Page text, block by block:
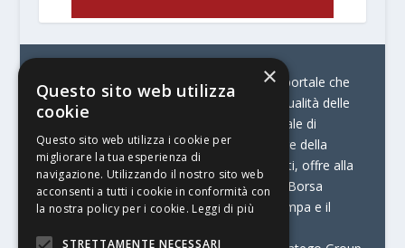
© Stratego Group –
stampamedia.net è il portale che
racconta le innovazioni tecnologiche e l’attualità delle
aziende di stampa e di converting. È il portale di
riferimento per chi opera in Italia nel settore della
comunicazione stampata. Oltre ai contenuti, offre alla
propria community diversi servizi come:
la Borsa
Lavoro, la Print Connection, i Big della Stampa e il
×
Questo sito web utilizza
cookie
Questo sito web utilizza i cookie per
migliorare la tua esperienza di
navigazione. Utilizzando il nostro sito web
acconsenti a tutti i cookie in conformità con
la nostra policy per i cookie. Leggi di più
STRETTAMENTE NECESSARI